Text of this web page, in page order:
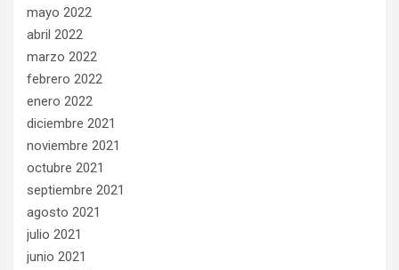
mayo 2022
abril 2022
marzo 2022
febrero 2022
enero 2022
diciembre 2021
noviembre 2021
octubre 2021
septiembre 2021
agosto 2021
julio 2021
junio 2021